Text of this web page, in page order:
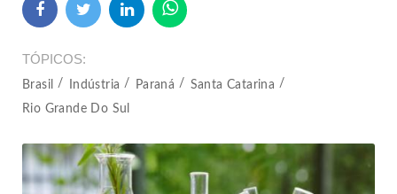
TÓPICOS
Brasil Indústria Paraná
Santa Catarina
Rio Grande Do Sul